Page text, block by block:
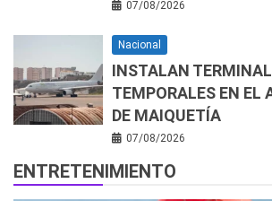
07/08/2026
Nacional
INSTALAN
TEMPORALES EN EL
DE MAIQUETÍA
07/08/2026
ENTRETENIMIENTO